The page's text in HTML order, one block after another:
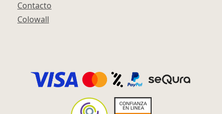
Contacto
Colowall